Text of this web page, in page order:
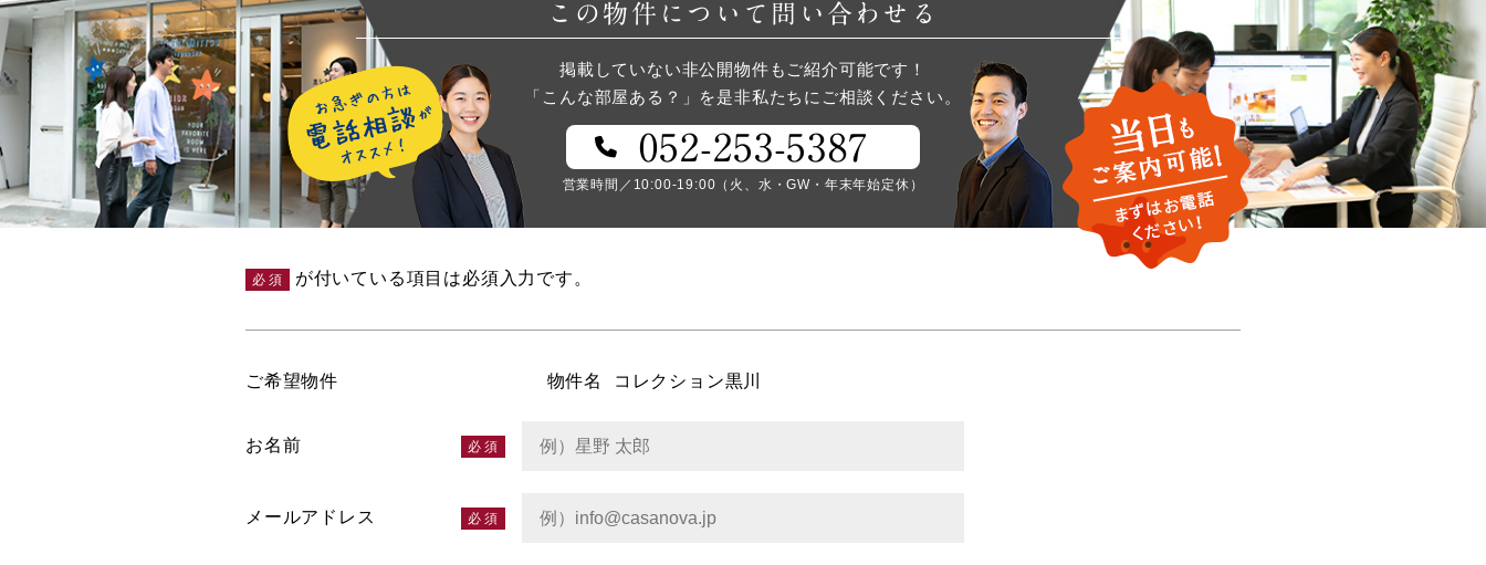
この物件について問い合わせる
掲載していない非公開物件もご紹介可能です！
「こんな部屋ある？」を是非私たちにご相談ください。
052-253-5387
営業時間／10:00-19:00（火、水・GW・年末年始定休）
必須 が付いている項目は必須入力です。
ご希望物件 物件名 コレクション黒川
お名前
メールアドレス